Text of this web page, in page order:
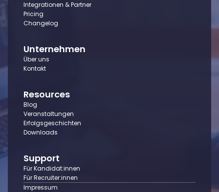
Integrationen & Partner
Pricing
Changelog
Unternehmen
Über uns
Kontakt
Resources
Blog
Veranstaltungen
Erfolgsgeschichten
Downloads
Support
Für Kandidat:innen
Für Recruiter:innen
Impressum